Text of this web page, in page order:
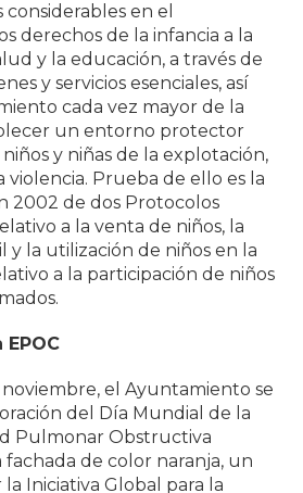
en el
derechos de la infancia a la
y la educación, a través de
y servicios esenciales, así
cada vez mayor de la
un entorno protector
y niñas de la explotación,
violencia. Prueba de ello es la
2002 de dos Protocolos
a la venta de niños, la
la utilización de niños en la
a la participación de niños
el Ayuntamiento se
del Día Mundial de la
Pulmonar Obstructiva
de color naranja, un
Iniciativa Global para la